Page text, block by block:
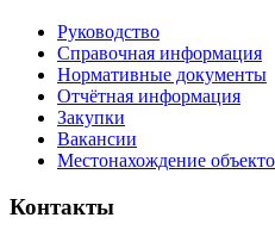
Руководство
Справочная информация
Нормативные документы
Отчётная информация
Закупки
Вакансии
Местонахождение
Контакты